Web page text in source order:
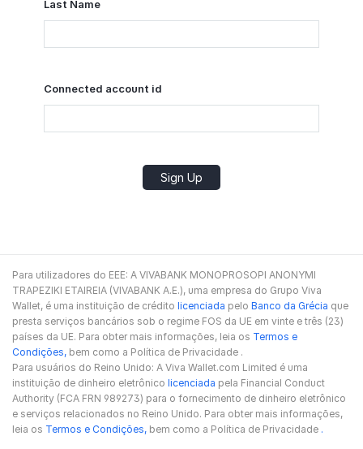
Last Name
Connected account id
Para utilizadores do EEE: A VIVABANK MONOPROSOPI ANONYMI
TRAPEZIKI ETAIREIA (VIVABANK A.E.), uma empresa do Grupo Viva
Wallet, é uma instituição de crédito licenciada pelo Banco da Grécia que
presta serviços bancários sob o regime FOS da UE em vinte e três (23)
países da UE. Para obter mais informações, leia os Termos e
Condições, bem como a Política de Privacidade .
Para usuários do Reino Unido: A Viva Wallet.com Limited é uma
instituição de dinheiro eletrônico licenciada pela Financial Conduct
Authority (FCA FRN 989273) para o fornecimento de dinheiro eletrônico
e serviços relacionados no Reino Unido. Para obter mais informações,
leia os Termos e Condições, bem como a Política de Privacidade .